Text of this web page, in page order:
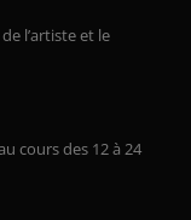
l’artiste et le
cours des 12 à 24